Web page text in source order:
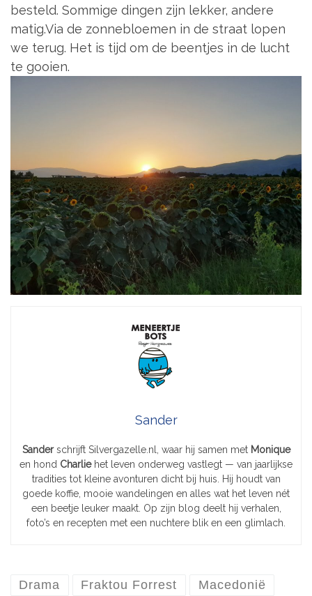
besteld. Sommige dingen zijn lekker, andere
matig.Via de zonnebloemen in de straat lopen
we terug. Het is tijd om de beentjes in de lucht
te gooien.
Sander
Sanderschrijft Silvergazelle.nl, waar hij samen met Monique
en hond Charliehet leven onderweg vastlegt — van jaarlijkse
tradities tot kleine avonturen dicht bij huis. Hij houdt van
goede koffie, mooie wandelingen en alles wat het leven nét
een beetje leuker maakt. Op zijn blog deelt hij verhalen,
foto’s en recepten met een nuchtere blik en een glimlach.
Drama Fraktou Forrest Macedonië